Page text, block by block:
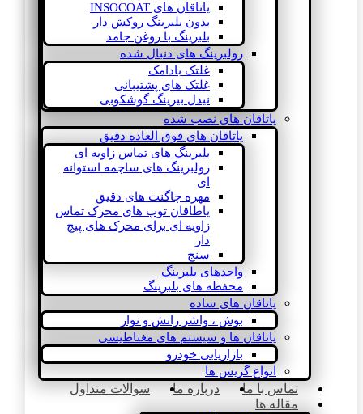
یاتاقان های INSOCOAT
بدون بلبرینگ روکش دار
بلبرینگ با روغن جامد
رولبرینگ های دنبال شده
غلتک بادامک
غلتک های پشتیبانی
نیدل بیرینگ گوشکوبی
یاتاقان های نصب شده
یاتاقان های فوق العاده دقیق
بلبرینگ های تماس زاویه ای
رولبرینگ های ساچمه استوانه
ای
مهره چاگنت های دقیق
یاطاقان توپ های محرک تماس
زاویه ای برای محرک های پیچ
دار
سنج
واحدهای بلبرینگ
محفظه های بلبرینگ
یاتاقان های ساده
بوش ، واشر رانش و نوار
یاتاقان ها و سیستم های مغناطیسی
بازاریابی خودرو
انواع گریس ها
تماس با ما درباره ما
سوالات متداول
مقاله ها